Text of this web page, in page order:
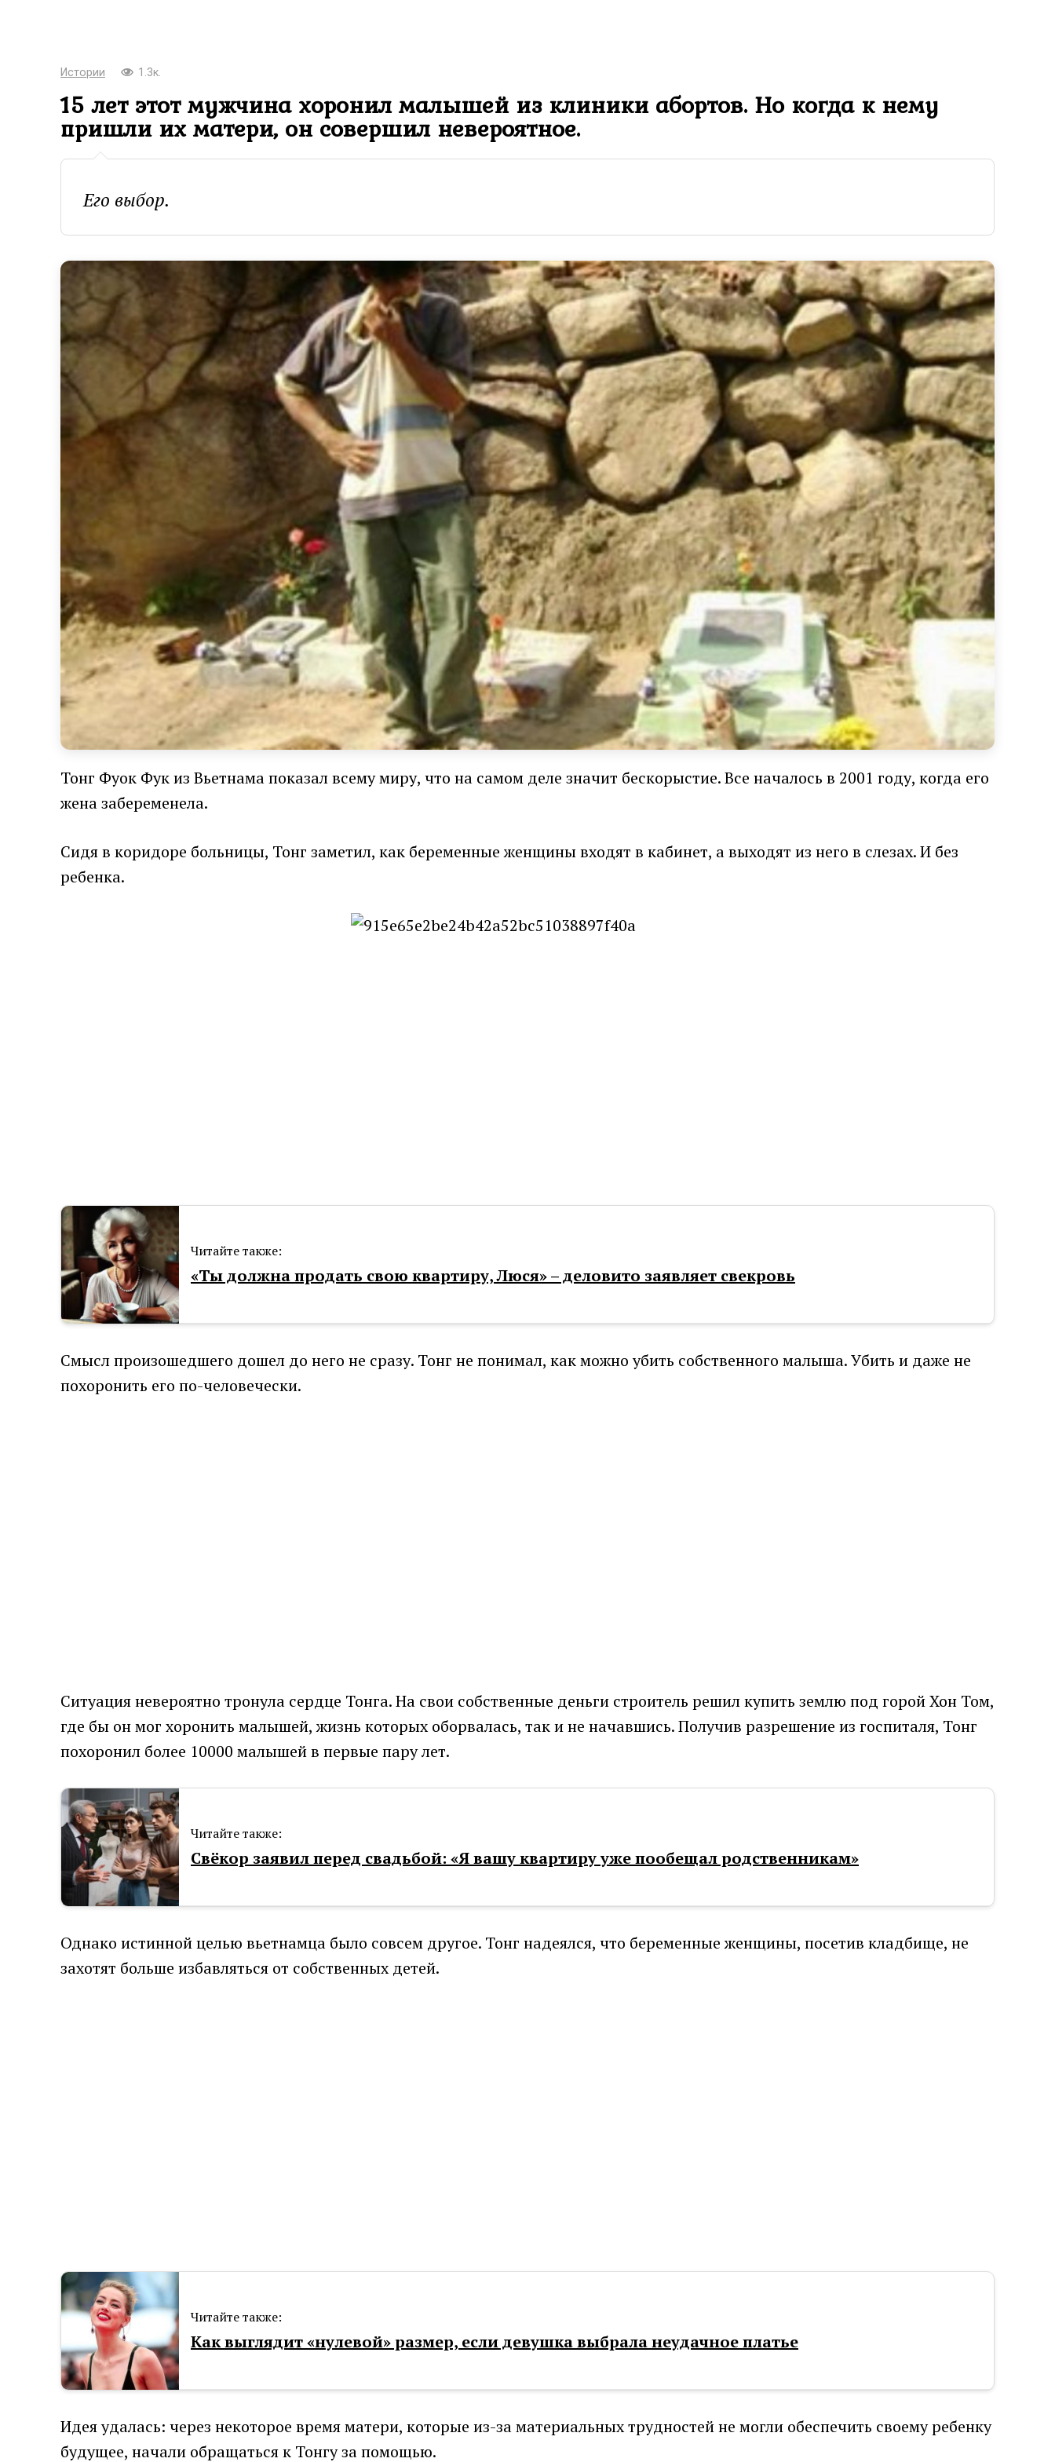
Истории 1.3к.
15 лет этот мужчина хоронил малышей из клиники абортов. Но когда к нему
пришли их матери, он совершил невероятное.
Его выбор.
Тонг Фуок Фук из Вьетнама показал всему миру, что на самом деле значит бескорыстие. Все началось в 2001 году, когда его
жена забеременела.
Сидя в коридоре больницы, Тонг заметил, как беременные женщины входят в кабинет, а выходят из него в слезах. И без
ребенка.
Читайте также:
«Ты должна продать свою квартиру, Люся» – деловито заявляет свекровь
Смысл произошедшего дошел до него не сразу. Тонг не понимал, как можно убить собственного малыша. Убить и даже не
похоронить его по-человечески.
Ситуация невероятно тронула сердце Тонга. На свои собственные деньги строитель решил купить землю под горой Хон Том,
где бы он мог хоронить малышей, жизнь которых оборвалась, так и не начавшись. Получив разрешение из госпиталя, Тонг
похоронил более 10000 малышей в первые пару лет.
Читайте также:
Cвёкор заявил перед свадьбой: «Я вашу квартиру уже пообещал родственникам»
Однако истинной целью вьетнамца было совсем другое. Тонг надеялся, что беременные женщины, посетив кладбище, не
захотят больше избавляться от собственных детей.
Читайте также:
Как выглядит «нулевой» размер, если девушка выбрала неудачное платье
Идея удалась: через некоторое время матери, которые из-за материальных трудностей не могли обеспечить своему ребенку
будущее, начали обращаться к Тонгу за помощью.